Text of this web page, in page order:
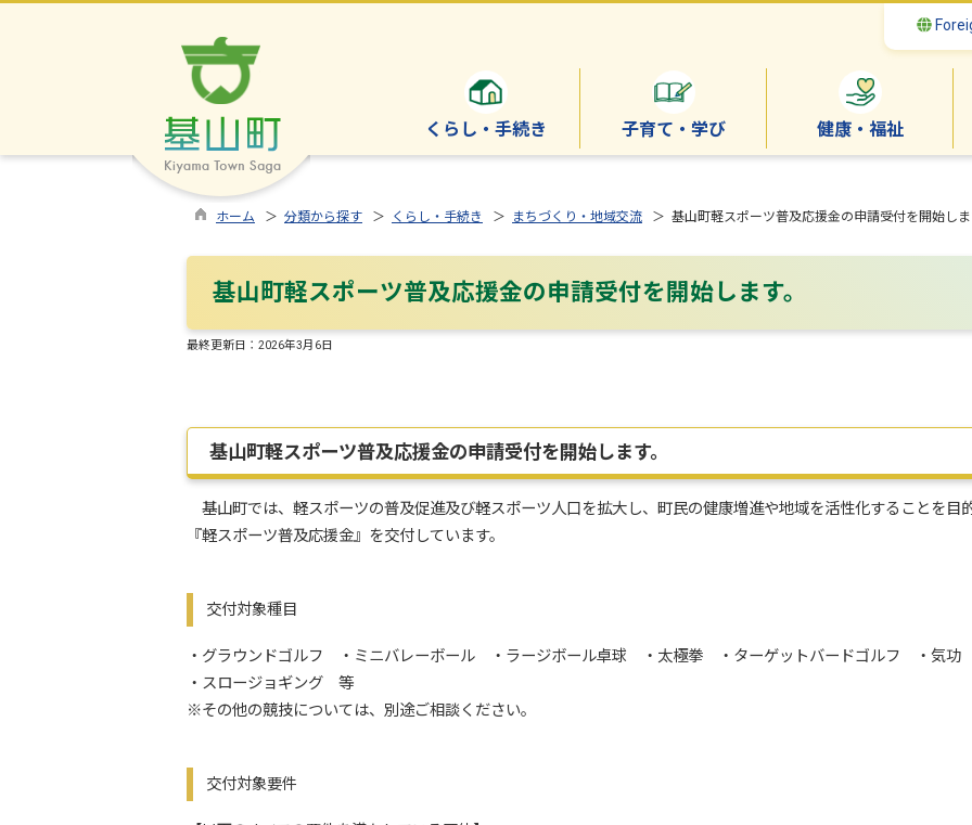
くらし・手続き 子育て・学び 健康・福祉
ホーム ＞ 分類から探す ＞ くらし・手続き ＞ まちづくり・地域交流 ＞ 基山町軽スポーツ普及応援金の申請受付を開始しま
基山町軽スポーツ普及応援金の申請受付を開始します。
最終更新日： 2026年3月6日
基山町軽スポーツ普及応援金の申請受付を開始します。
基山町では、軽スポーツの普及促進及び軽スポーツ人口を拡大し、町民の健康増進や地域を活性化することを目
『軽スポーツ普及応援金』を交付しています。
交付対象種目
・グラウンドゴルフ ・ミニバレーボール ・ラージボール卓球 ・太極拳 ・ターゲットバードゴルフ ・気
・スロージョギング 等
※その他の競技については、別途ご相談ください。
交付対象要件